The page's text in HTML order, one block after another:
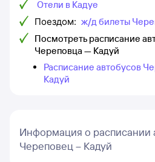
Отели в Кадуе
Поездом: ж/д билеты
Посмотреть расписание
Череповца — Кадуй
Расписание автобусов
Кадуй
Информация о расписании
Череповец – Кадуй